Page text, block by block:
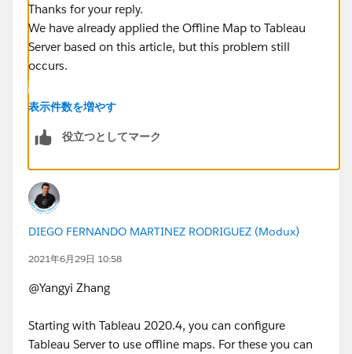
Thanks for your reply.
We have already applied the Offline Map to Tableau
Server based on this article, but this problem still
occurs.
Regarding this problem, we found that the Offline Map
scale, but cannot display the background less than the
scale, so the background is always blank.
500km scale with a background image:
表示件数を増やす
役立つとしてマーク
DIEGO FERNANDO MARTINEZ RODRIGUEZ (Modux)
2021年6月29日 10:58
@Yangyi Zhang​
Starting with Tableau 2020.4, you can configure
Tableau Server to use offline maps. For these you can